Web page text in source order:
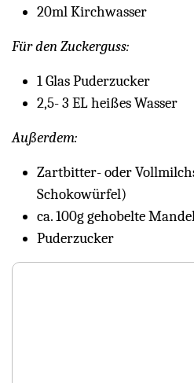
20ml Kirchwasser
Für den Zuckerguss:
1 Glas Puderzucker
2,5- 3 EL heißes Wasser
Außerdem:
Zartbitter- oder
Schokowürfel)
ca. 100g gehobelte
Puderzucker